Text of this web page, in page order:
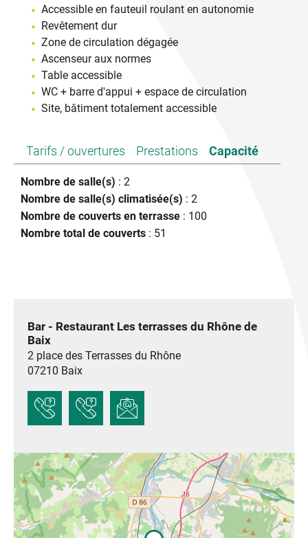
Accessible en fauteuil roulant en autonomie
Revêtement dur
Zone de circulation dégagée
Ascenseur aux normes
Table accessible
WC + barre d'appui + espace de circulation
Site, bâtiment totalement accessible
Tarifs / ouvertures Prestations Capacité
Nombre de salle(s) : 2
Nombre de salle(s) climatisée(s) : 2
Nombre de couverts en terrasse : 100
Nombre total de couverts : 51
Bar - Restaurant Les terrasses du Rhône de
Baix
2 place des Terrasses du Rhône
07210 Baix